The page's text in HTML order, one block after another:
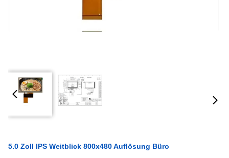
5.0 Zoll IPS Weitblick 800x480 Auflösung Büro